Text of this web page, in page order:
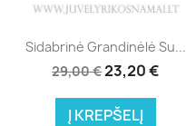
Greita peržiūra
Sidabrinė Grandinėlė Su...
29,00 €23,20 €
Į KREPŠELĮ